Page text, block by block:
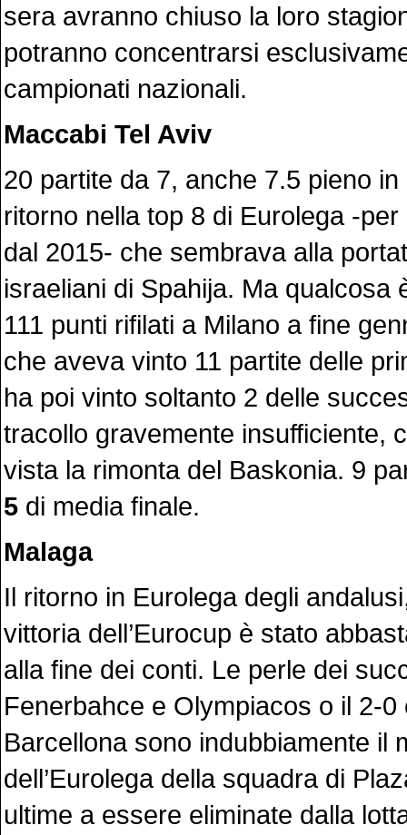
sera avranno chiuso la loro
potranno concentrarsi
campionati nazionali.
Maccabi Tel Aviv
20 partite da 7, anche 7.5 pieno
ritorno nella top 8 di Eurolega -
dal 2015- che sembrava alla
israeliani di Spahija. Ma qualcosa
111 punti rifilati a Milano a fine
che aveva vinto 11 partite delle
ha poi vinto soltanto 2 delle
tracollo gravemente insufficiente,
vista la rimonta del Baskonia. 9
5 di media finale.
Malaga
Il ritorno in Eurolega degli
vittoria dell’Eurocup è stato
alla fine dei conti. Le perle dei
Fenerbahce e Olympiacos o il 2-0
Barcellona sono indubbiamente il
dell’Eurolega della squadra di
ultime a essere eliminate dalla